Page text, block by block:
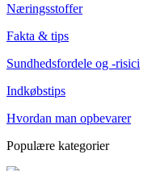
Næringsstoffer
Fakta & tips
Sundhedsfordele og -risici
Indkøbstips
Hvordan man opbevarer
Populære kategorier